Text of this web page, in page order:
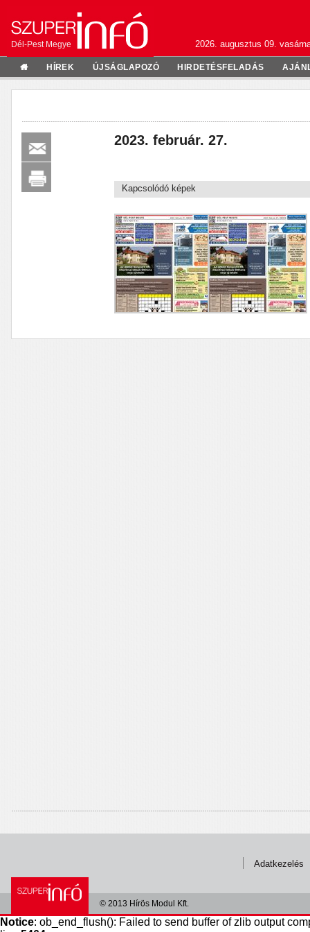
Dél-Pest Megye 2026. augusztus 09.
HÍREK ÚJSÁGLAPOZÓ HIRDETÉSFELADÁS
2023. február. 27.
Kapcsolódó képek
Adatkezelés
© 2013 Hírös Modul Kft.
Notice: ob_end_flush(): Failed to send buffer of zlib output